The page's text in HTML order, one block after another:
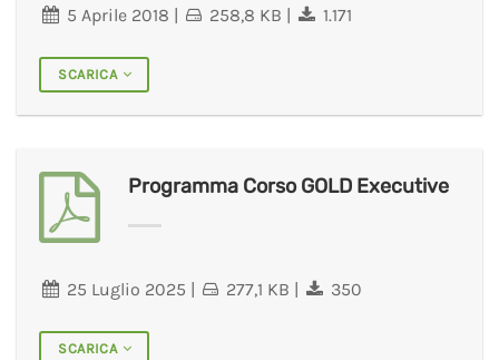
5 Aprile 2018 | 258,8 KB | 1.171
SCARICA
Programma Corso GOLD Executive
25 Luglio 2025 | 277,1 KB | 350
SCARICA